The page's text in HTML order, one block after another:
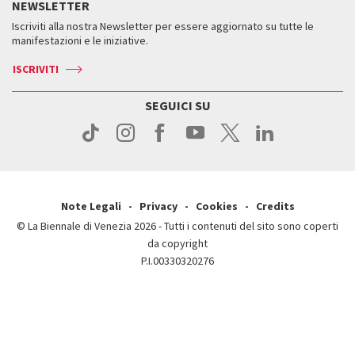
Come raggiungerci
Come raggiungerci
Contatti
Press
Orari e sedi
Biglietti
Servizi al pubblico
Come raggiungerci
Contatti
Orari e sedi
NEWSLETTER
Iscriviti alla nostra Newsletter per essere aggiornato su tutte le
manifestazioni e le iniziative.
ISCRIVITI
SEGUICI SU
Note Legali Privacy Cookies
Credits
© La Biennale di Venezia 2026 - Tutti i contenuti del sito sono coperti
da copyright
P.I.00330320276